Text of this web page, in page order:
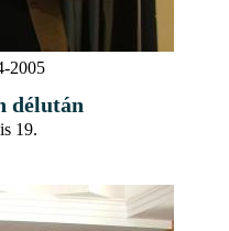
2005
délután
19.